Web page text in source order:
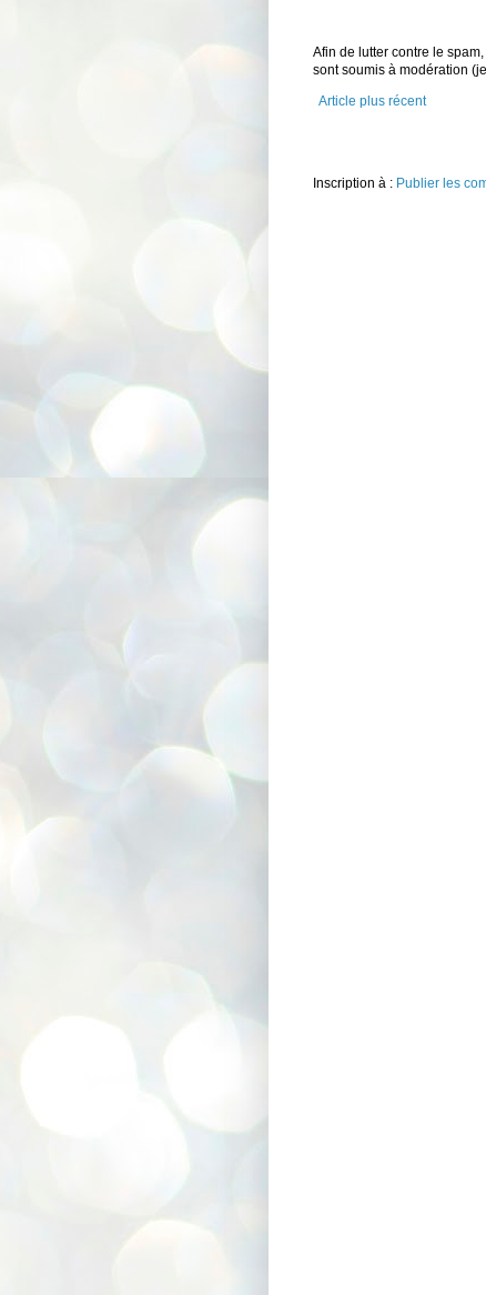
Afin de lutter contre le
sont soumis à modération
Article plus récent
Inscription à : Publier les